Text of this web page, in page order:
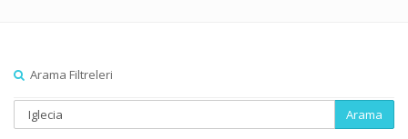
Arama Filtreleri
Arama